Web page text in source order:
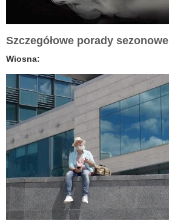
Szczegółowe porady sezonowe
Wiosna: